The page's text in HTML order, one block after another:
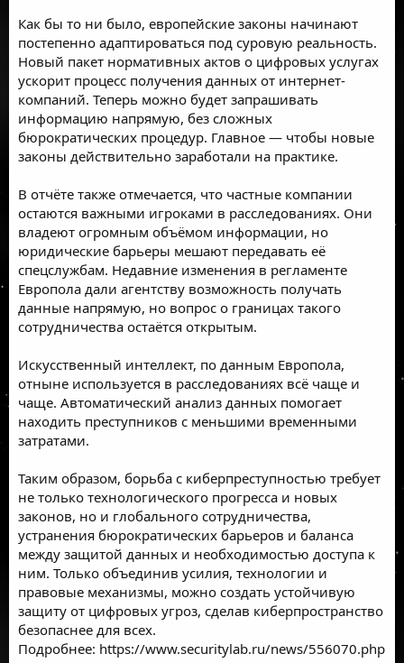
Как бы то ни было, европейские законы начинают
постепенно адаптироваться под суровую реальность.
Новый пакет нормативных актов о цифровых услугах
ускорит процесс получения данных от интернет-
компаний. Теперь можно будет запрашивать
информацию напрямую, без сложных
бюрократических процедур. Главное — чтобы новые
законы действительно заработали на практике.
В отчёте также отмечается, что частные компании
остаются важными игроками в расследованиях. Они
владеют огромным объёмом информации, но
юридические барьеры мешают передавать её
спецслужбам. Недавние изменения в регламенте
Европола дали агентству возможность получать
данные напрямую, но вопрос о границах такого
сотрудничества остаётся открытым.
Искусственный интеллект, по данным Европола,
отныне используется в расследованиях всё чаще и
чаще. Автоматический анализ данных помогает
находить преступников с меньшими временными
затратами.
Таким образом, борьба с киберпреступностью требует
не только технологического прогресса и новых
законов, но и глобального сотрудничества,
устранения бюрократических барьеров и баланса
между защитой данных и необходимостью доступа к
ним. Только объединив усилия, технологии и
правовые механизмы, можно создать устойчивую
защиту от цифровых угроз, сделав киберпространство
безопаснее для всех.
Подробнее: https://www.securitylab.ru/news/556070.php